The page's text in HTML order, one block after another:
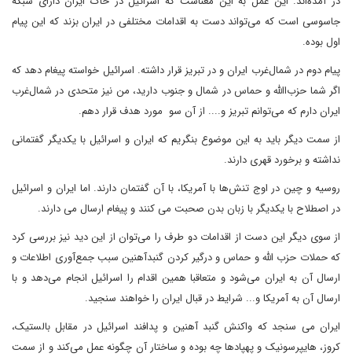
جاسوسی ‌است که می‌تواند دست به اقدامات مختلفی در ایران بزند که این پیام
اول بوده.
پیام دوم در شمال‌غرب ایران و در تبریز قرار داشته. اسرائیل خواسته پیغام دهد که
اگر شما حزب‌االله و حماس در شمال و جنوب دارید، من نیز متحدی در شمال‌غرب
ایران دارم که می‌توانم تبریز و.... از آن سو مورد هدف قرار دهم.
از سمت دیگر باید به این موضوع بنگریم که ایران و اسرائیل با یکدیگر گفتمانی
نداشته و برخورد قهری دارند.
روسیه و چین در اوج تنش‌ها با آمریکا، با آن گفتمان دارند. اما ایران و اسرائیل
در اصطلاح با یکدیگر با زبان بدن صحبت می کنند و پیغام ارسال می دارند.
از سوی دیگر این دست از اقدامات دو طرف را می‌توان از این دید نیز بررسی کرد
که حملات حزب ‌الله و حماس و درگیر کردن گنبد‌آهنین سبب جمع‌آوری اطلاعات و
ارسال آن به ایران می‌شود و متعاقبا همین اقدام را اسرائیل انجام می‌دهد و با
ارسال آن به آمریکا و... شرایط در قبال ایران را خواهند سنجید.
ایران می سنجد که واکنش گنبد آهنین و پدافند اسرائیل در مقابل بالستیک،
کروز، هایپرسونیک و پهپادها چه بوده و ساختار آن چگونه عمل می‌کند و از سمت